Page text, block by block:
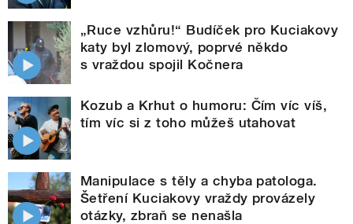
„Ruce vzhůru!“ Budíček pro Kuciakovy
katy byl zlomový, poprvé někdo
s vraždou spojil Kočnera
Kozub a Krhut o humoru: Čím víc víš,
tím víc si z toho můžeš utahovat
Manipulace s těly a chyba patologa.
Šetření Kuciakovy vraždy provázely
otázky, zbraň se nenašla